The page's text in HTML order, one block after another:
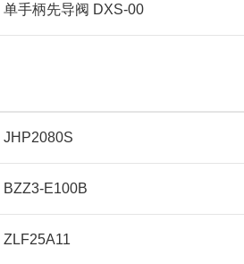
单手柄先导阀 DXS-00
JHP2080S
BZZ3-E100B
ZLF25A11